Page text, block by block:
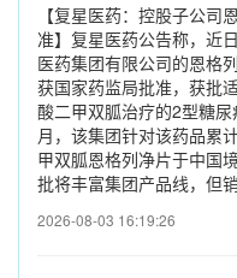
【复星医药：控股子公
准】复星医药公告称，近
医药集团有限公司的恩格
获国家药监局批准，获批
酸二甲双胍治疗的2型糖
月，该集团针对该药品累
甲双胍恩格列净片于中国
批将丰富集团产品线，但
2026-08-03 16:19:26